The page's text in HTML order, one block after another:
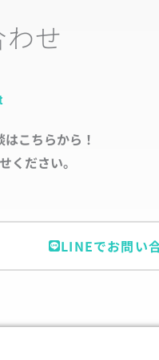
せ
こちらから！
ください。
LINEでお問い